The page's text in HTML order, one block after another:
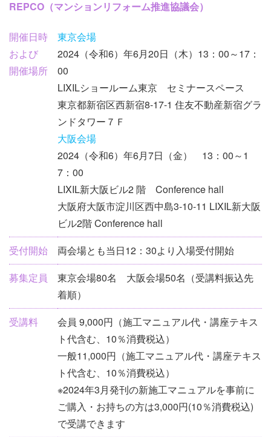
ベ
ン
ト
情
REPCO（マンションリフォーム推進協議会）
開催日時
および
開催場所
東京会場
2024（令和6）年6月20日（木）13：00～17：
00
LIXILショールーム東京 セミナースペース
東京都新宿区西新宿8-17-1 住友不動産新宿グラ
ンドタワー７Ｆ
大阪会場
2024（令和6）年6月7日（金） 13：00～1
7：00
LIXIL新大阪ビル2 階 Conference hall
大阪府大阪市淀川区西中島3-10-11 LIXIL新大阪
ビル2階 Conference hall
受付開始
両会場とも当日12：30より入場受付開始
募集定員
東京会場80名 大阪会場50名（受講料振込先
着順）
受講料
会員 9,000円（施工マニュアル代・講座テキス
ト代含む、10％消費税込）
一般11,000円（施工マニュアル代・講座テキス
ト代含む、10％消費税込）
※2024年3月発刊の新施工マニュアルを事前に
ご購入・お持ちの方は3,000円(10％消費税込)
で受講できます